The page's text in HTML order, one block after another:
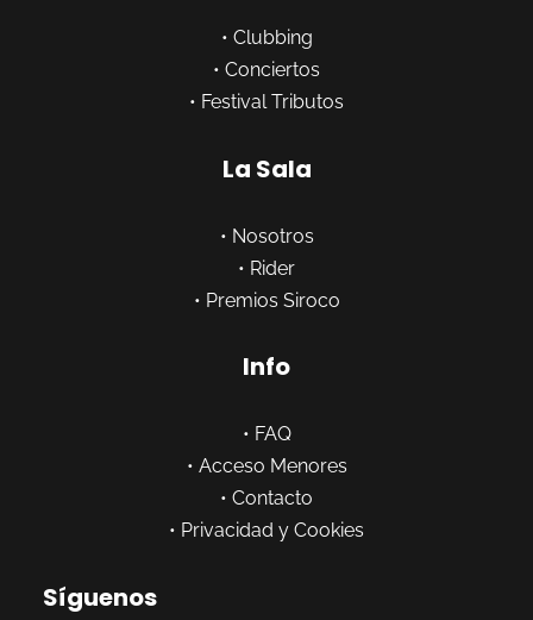
• Clubbing
• Conciertos
• Festival Tributos
La Sala
• Nosotros
• Rider
• Premios Siroco
Info
• FAQ
• Acceso Menores
• Contacto
• Privacidad y Cookies
Síguenos